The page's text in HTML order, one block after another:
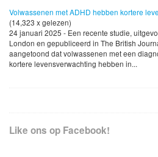
Volwassenen met ADHD hebben kortere
(14,323 x gelezen)
24 januari 2025 - Een recente studie,
London en gepubliceerd in The British
aangetoond dat volwassenen met een
kortere levensverwachting hebben in...
Like ons op Facebook!